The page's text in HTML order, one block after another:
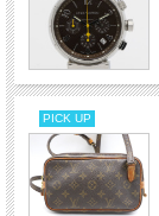
PICK UP